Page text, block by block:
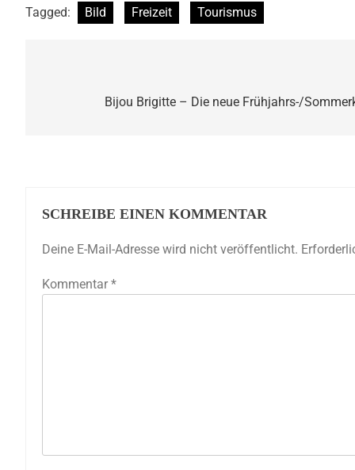
Tagged: Bild Freizeit Tourismus
Bijou Brigitte – Die neue Frühjahrs-/
SCHREIBE EINEN KOMMENTAR
Deine E-Mail-Adresse wird nicht veröffentlicht.
Kommentar *